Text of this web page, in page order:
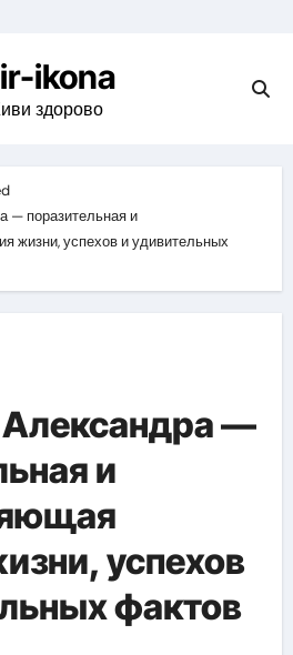
ikona
здорово
— поразительная и
жизни, успехов и удивительных
—
и
успехов
фактов